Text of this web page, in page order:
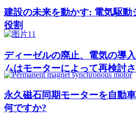
建設の未来を動かす: 電気駆動
役割
ディーゼルの廃止、電気の導
ムはモーターによって再検討
永久磁石同期モーターを自動
何ですか?